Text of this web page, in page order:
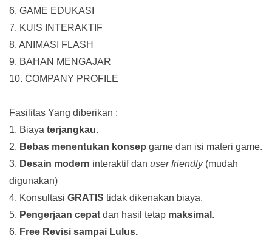
6. GAME EDUKASI
7. KUIS INTERAKTIF
8. ANIMASI FLASH
9. BAHAN MENGAJAR
10. COMPANY PROFILE
Fasilitas Yang diberikan :
1. Biaya terjangkau.
2. Bebas menentukan konsep game dan isi materi game.
3. Desain modern interaktif dan user friendly(mudah
digunakan)
4. Konsultasi GRATIS tidak dikenakan biaya.
5. Pengerjaan cepat dan hasil tetap maksimal .
6. Free Revisi sampai Lulus.